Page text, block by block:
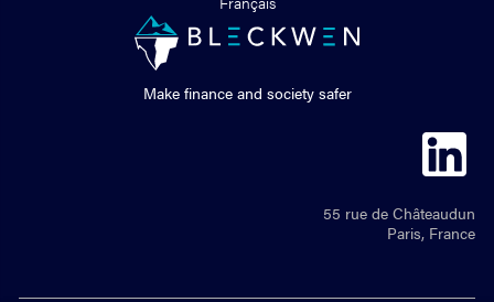
Make finance and society safer
55 rue de Châteaudun
Paris, France